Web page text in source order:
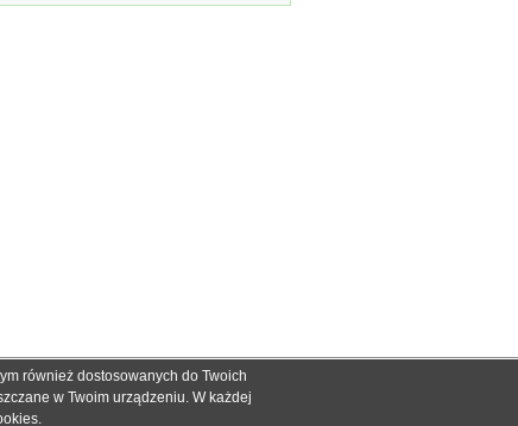
dla określenia kompatybilności produktów.
mogą być podstawą roszczeń.
również dostosowanych do Twoich
w Twoim urządzeniu. W każdej
.